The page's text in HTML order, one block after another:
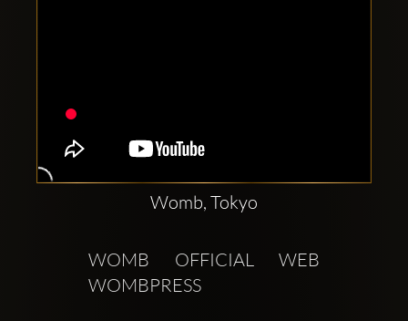
sociaux
Clubbable:
Womb, Tokyo
WOMB OFFICIAL WEB
WOMBPRESS